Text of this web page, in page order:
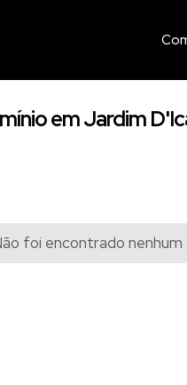
em Jardim
foi encontrado